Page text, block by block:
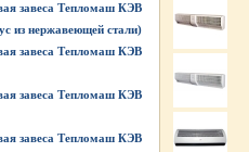
завеса Тепломаш КЭВ
из нержавеющей стали)
завеса Тепломаш КЭВ
завеса Тепломаш КЭВ
завеса Тепломаш КЭВ